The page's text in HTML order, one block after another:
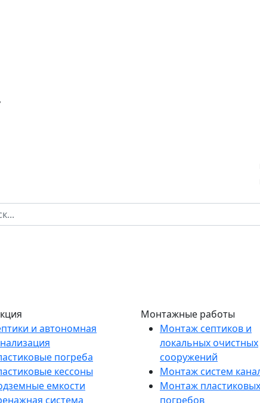
и автономная
погреба
кессоны
емкости
система
Монтажные работы
Монтаж септиков и
локальных очистных
сооружений
Монтаж систем
Монтаж пластиковых
погребов